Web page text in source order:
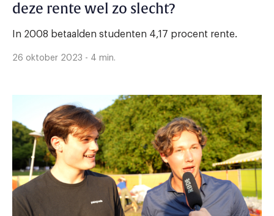
deze rente wel zo slecht?
In 2008 betaalden studenten 4,17 procent rente.
26 oktober 2023 - 4 min.